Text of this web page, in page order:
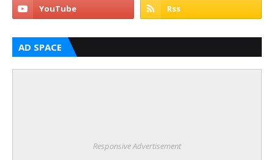
AD SPACE
Responsive Advertisement